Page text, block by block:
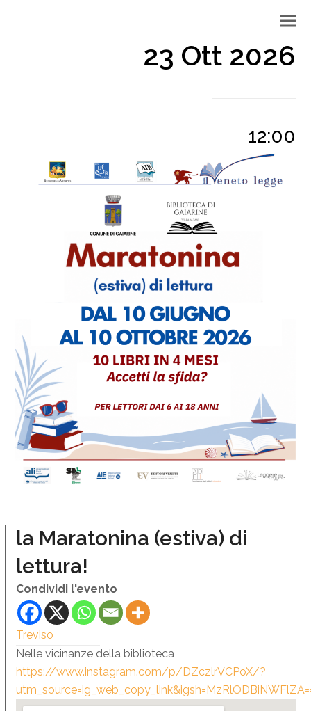
23 Ott 2026
12:00
la Maratonina (estiva) di
lettura!
Condividi l'evento
Treviso
Nelle vicinanze della biblioteca
https://www.instagram.com/p/DZczlrVCPoX/?